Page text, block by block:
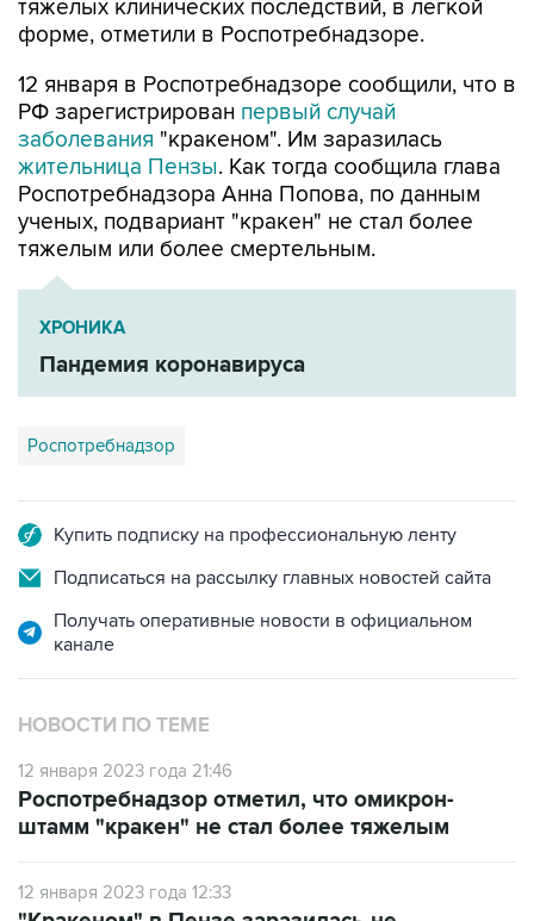
12 января в Роспотребнадзоре сообщили, что в
заболевания"кракеном". Им заразилась
жительница Пензы. Как тогда сообщила глава
Роспотребнадзора Анна Попова, по данным
ученых, подвариант "кракен" не стал более
тяжелым или более смертельным.
ХРОНИКА
Пандемия коронавируса
Роспотребнадзор
Подписаться на рассылку главных новостей сайта
Получать оперативные новости в официальном
НОВОСТИ ПО ТЕМЕ
12 января 2023 года 21:46
штамм "кракен" не стал более тяжелым
12 января 2023 года 12:33
покидавшая город 32-летняя женщина